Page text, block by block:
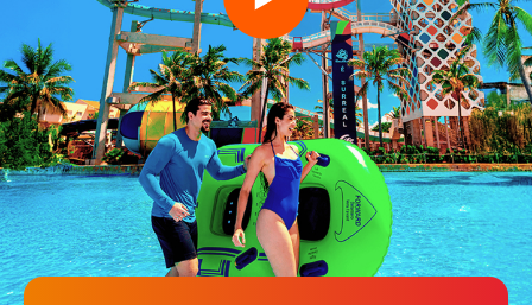
PARK
RESORTAdultos
Crianças
Menos de 11 anos
Cupom
PESQUISAR